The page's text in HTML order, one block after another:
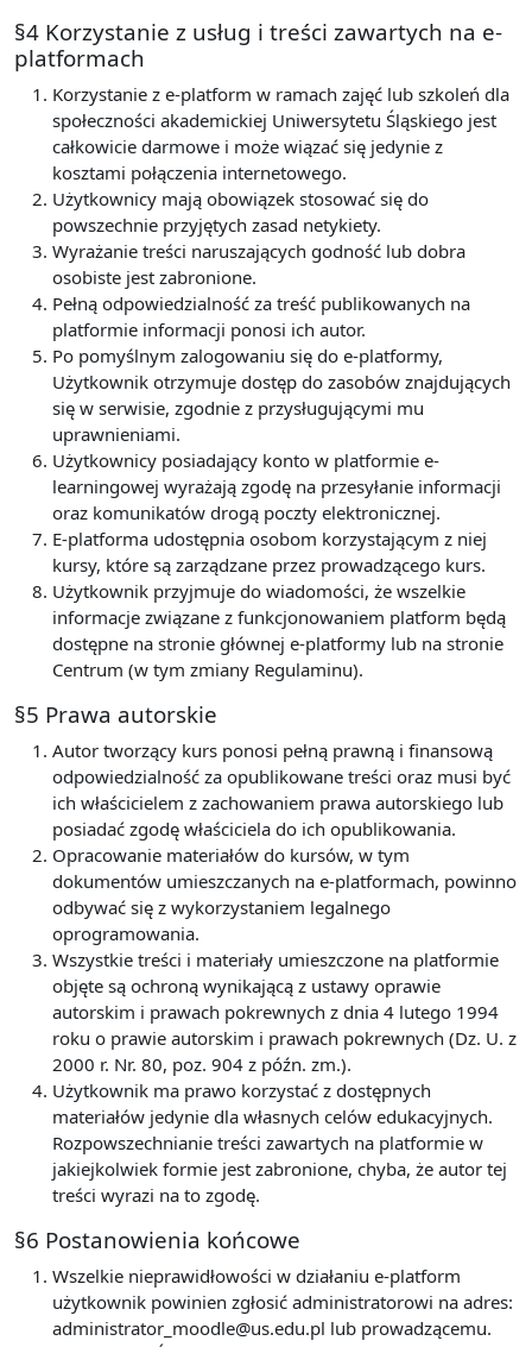
§4 Korzystanie z usług i treści zawartych na e-
platformach
Korzystanie z e-platform w ramach zajęć lub szkoleń dla
społeczności akademickiej Uniwersytetu Śląskiego jest
całkowicie darmowe i może wiązać się jedynie z
kosztami połączenia internetowego.
Użytkownicy mają obowiązek stosować się do
powszechnie przyjętych zasad netykiety.
Wyrażanie treści naruszających godność lub dobra
osobiste jest zabronione.
Pełną odpowiedzialność za treść publikowanych na
platformie informacji ponosi ich autor.
Po pomyślnym zalogowaniu się do e-platformy,
Użytkownik otrzymuje dostęp do zasobów znajdujących
się w serwisie, zgodnie z przysługującymi mu
uprawnieniami.
Użytkownicy posiadający konto w platformie e-
learningowej wyrażają zgodę na przesyłanie informacji
oraz komunikatów drogą poczty elektronicznej.
E-platforma udostępnia osobom korzystającym z niej
kursy, które są zarządzane przez prowadzącego kurs.
Użytkownik przyjmuje do wiadomości, że wszelkie
informacje związane z funkcjonowaniem platform będą
dostępne na stronie głównej e-platformy lub na stronie
Centrum (w tym zmiany Regulaminu).
§5 Prawa autorskie
Autor tworzący kurs ponosi pełną prawną i finansową
odpowiedzialność za opublikowane treści oraz musi być
ich właścicielem z zachowaniem prawa autorskiego lub
posiadać zgodę właściciela do ich opublikowania.
Opracowanie materiałów do kursów, w tym
dokumentów umieszczanych na e-platformach, powinno
odbywać się z wykorzystaniem legalnego
oprogramowania.
Wszystkie treści i materiały umieszczone na platformie
objęte są ochroną wynikającą z ustawy oprawie
autorskim i prawach pokrewnych z dnia 4 lutego 1994
roku o prawie autorskim i prawach pokrewnych (Dz. U. z
2000 r. Nr. 80, poz. 904 z późn. zm.).
Użytkownik ma prawo korzystać z dostępnych
materiałów jedynie dla własnych celów edukacyjnych.
Rozpowszechnianie treści zawartych na platformie w
jakiejkolwiek formie jest zabronione, chyba, że autor tej
treści wyrazi na to zgodę.
§6 Postanowienia końcowe
Wszelkie nieprawidłowości w działaniu e-platform
użytkownik powinien zgłosić administratorowi na adres:
administrator_moodle@us.edu.pl lub prowadzącemu.